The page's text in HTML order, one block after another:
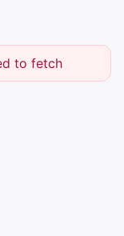
to fetch